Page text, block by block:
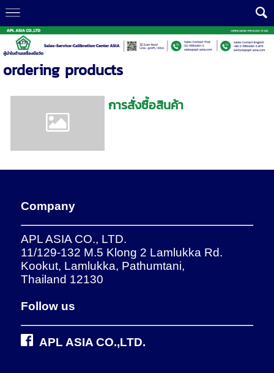
ordering products
การสั่งซื้อสินค้า
Company
APL ASIA CO., LTD.
11/129-132 M.5 Klong 2 Lamlukka Rd.
Kookut, Lamlukka, Pathumtani,
Thailand 12130
Follow us
APL ASIA CO.,LTD.